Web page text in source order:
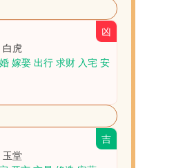
白虎
嫁娶 出行 求财 入宅 安
凶
玉堂
吉